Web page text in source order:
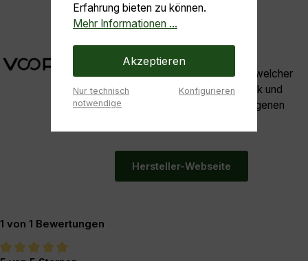
Voopoo
Voopoo - ein Trendhersteller welcher
durch seine innovative Technik und
moderner Optik seine ganz eigenen
Hersteller-Webseite
1 von 1 Bewertungen
Erfahrung bieten zu können.
Mehr Informationen ...
Akzeptieren
Nur technisch
notwendige
Konfigurieren